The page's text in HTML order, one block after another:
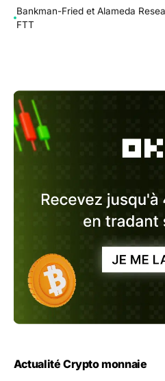
Bankman-Fried et Alameda
FTT
Actualité Crypto monnaie